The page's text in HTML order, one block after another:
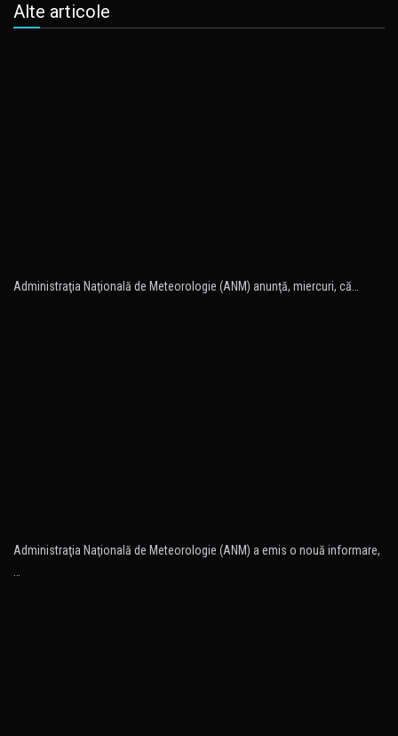
Alte articole
Administraţia Naţională de Meteorologie (ANM) anunţă, miercuri, că…
Administraţia Naţională de Meteorologie (ANM) a emis o nouă informare,